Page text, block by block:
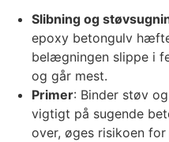
Slibning og
epoxy betongulv
belægningen slippe i
og går mest.
Primer: Binder støv
vigtigt på sugende
over, øges risikoen